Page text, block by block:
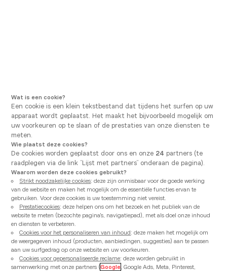
Elk project is het resultaat van een unieke
samenwerking waarbij creativiteit, expertise en
kwaliteit hand in hand gaan om keukens te creëren die
voldoen aan de verwachtingen van onze klanten.
Ontdek deze inspirerende creaties die de belichaming
zijn van ons engagement naar onze klanten toe.
De getuigenissen van onze klanten
GETUIGENISSEN
Wat is een cookie?
Een cookie is een klein tekstbestand dat tijdens het surfen op uw
apparaat wordt geplaatst. Het maakt het bijvoorbeeld mogelijk om
uw voorkeuren op te slaan of de prestaties van onze diensten te
meten.
Wie plaatst deze cookies?
De cookies worden geplaatst door ons en onze 24 partners (te
raadplegen via de link “Lijst met partners” onderaan de pagina).
Waarom worden deze cookies gebruikt?
Strikt noodzakelijke cookies: deze zijn onmisbaar voor de goede werking
van de website en maken het mogelijk om de essentiële functies ervan te
gebruiken. Voor deze cookies is uw toestemming niet vereist.
Prestatiecookies: deze helpen ons om het bezoek en het publiek van de
website te meten (bezochte pagina's, navigatiepad), met als doel onze inhoud
en diensten te verbeteren.
Cookies voor het personaliseren van inhoud: deze maken het mogelijk om
de weergegeven inhoud (producten, aanbiedingen, suggesties) aan te passen
aan uw surfgedrag op onze website en uw voorkeuren.
Cookies voor gepersonaliseerde reclame: deze worden gebruikt in
samenwerking met onze partners (Google, Google Ads, Meta, Pinterest,